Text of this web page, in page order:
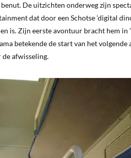
De uitzichten onderweg zijn
dat door een Schotse ‘digital
is. Zijn eerste avontuur bracht hem in
betekende de start van het volgende
de afwisseling.